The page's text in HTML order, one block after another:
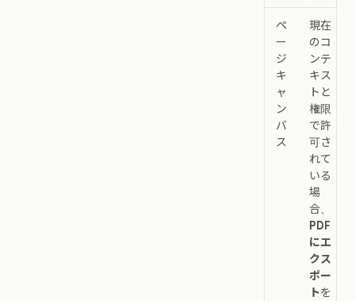
ペ
ー
ジ
キ
ャ
ン
バ
ス
現在
のコ
ンテ
キス
トと
権限
で許
可さ
れて
いる
場
合、
PDF
にエ
クス
ポー
トを